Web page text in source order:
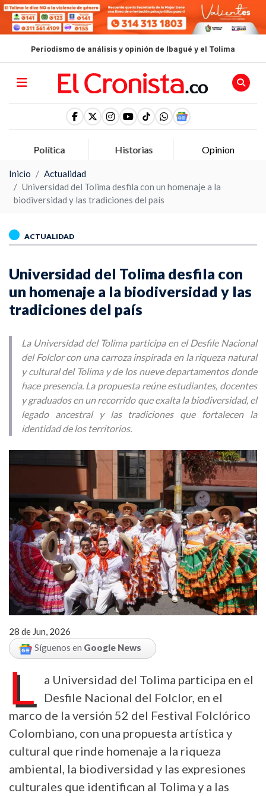
Periodismo de análisis y opinión de Ibagué y el Tolima
Política Historias Opinion
Inicio
Actualidad
Universidad del Tolima desfila con un homenaje a la
biodiversidad y las tradiciones del país
ACTUALIDAD
Universidad del Tolima desfila con
un homenaje a la biodiversidad y las
tradiciones del país
La Universidad del Tolima participa en el Desfile Nacional
del Folclor con una carroza inspirada en la riqueza natural
y cultural del Tolima y de los nueve departamentos donde
hace presencia. La propuesta reúne estudiantes, docentes
y graduados en un recorrido que exalta la biodiversidad, el
legado ancestral y las tradiciones que fortalecen la
identidad de los territorios.
28 de Jun, 2026
Síguenos en Google News
L
a Universidad del Tolima participa en el
Desfile Nacional del Folclor, en el
marco de la versión 52 del Festival Folclórico
Colombiano, con una propuesta artística y
cultural que rinde homenaje a la riqueza
ambiental, la biodiversidad y las expresiones
culturales que identifican al Tolima y a las